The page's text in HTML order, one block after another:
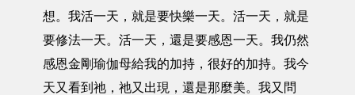
想。我活一天，就是要快樂一天。活一天，就是
要修法一天。活一天，還是要感恩一天。我仍然
感恩金剛瑜伽母給我的加持，很好的加持。我今
天又看到祂，祂又出現，還是那麼美。我又問